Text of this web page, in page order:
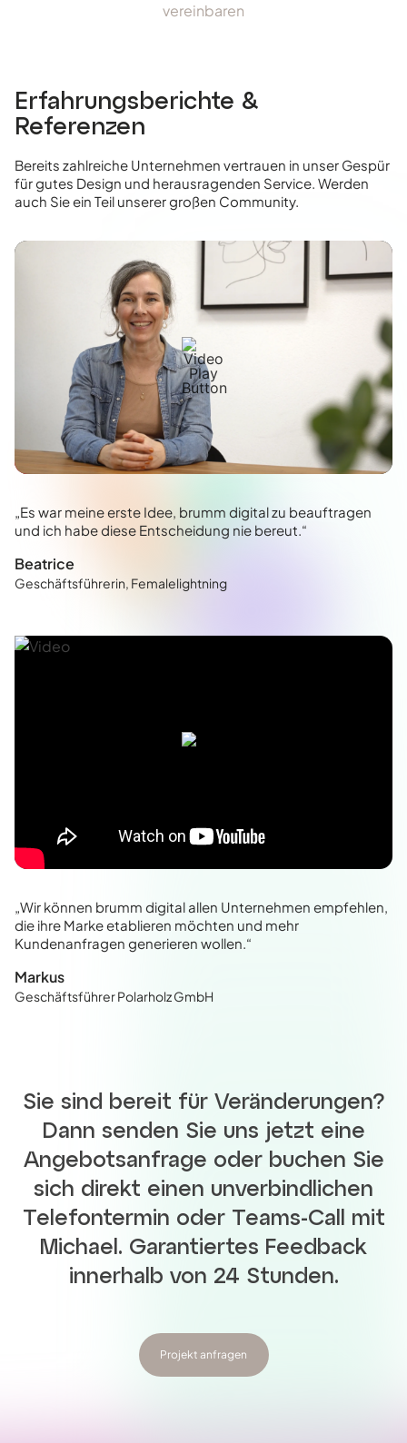
vereinbaren
Erfahrungsberichte &
Referenzen
Bereits zahlreiche Unternehmen vertrauen in unser Gespür
für gutes Design und herausragenden Service. Werden
auch Sie ein Teil unserer großen Community.
„Es war meine erste Idee, brumm digital zu beauftragen
und ich habe diese Entscheidung nie bereut.“
Beatrice
Geschäftsführerin, Femalelightning
„Wir können brumm digital allen Unternehmen empfehlen,
die ihre Marke etablieren möchten und mehr
Kundenanfragen generieren wollen.“
Markus
Geschäftsführer Polarholz GmbH
Sie sind bereit für Veränderungen?
Dann senden Sie uns jetzt eine
Angebotsanfrage oder buchen Sie
sich direkt einen unverbindlichen
Telefontermin oder Teams-Call mit
Michael. Garantiertes Feedback
innerhalb von 24 Stunden.
Projekt anfragen